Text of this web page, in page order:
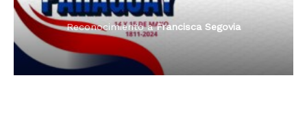
Dama de Oro 2024
Reconocimiento aFrancisca Segovia